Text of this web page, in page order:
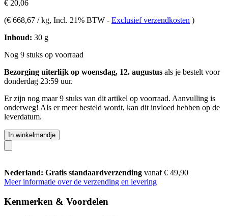
€ 20,06
(€ 668,67 / kg, Incl. 21% BTW - Exclusief verzendkosten )
Inhoud: 30 g
Nog 9 stuks op voorraad
Bezorging uiterlijk op woensdag, 12. augustus als je bestelt voor
donderdag 23:59 uur.
Er zijn nog maar 9 stuks van dit artikel op voorraad. Aanvulling is
onderweg! Als er meer besteld wordt, kan dit invloed hebben op de
leverdatum.
In winkelmandje
Nederland: Gratis standaardverzending vanaf € 49,90
Meer informatie over de verzending en levering
Kenmerken & Voordelen